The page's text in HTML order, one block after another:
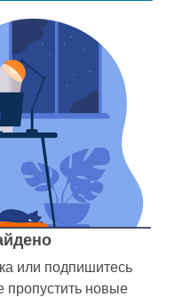
или подпишитесь
пропустить новые